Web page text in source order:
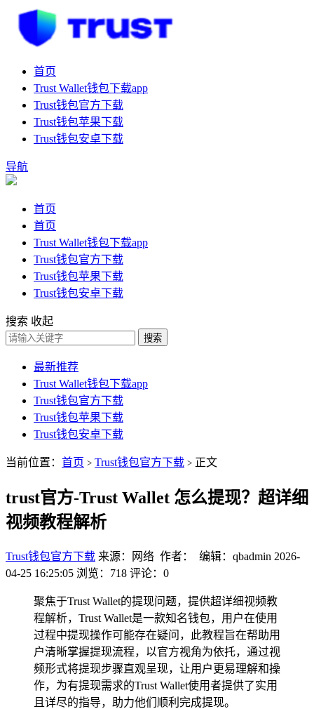
首页
Trust Wallet钱包下载app
Trust钱包官方下载
Trust钱包苹果下载
Trust钱包安卓下载
导航
首页
首页
Trust Wallet钱包下载app
Trust钱包官方下载
Trust钱包苹果下载
Trust钱包安卓下载
搜索 收起
搜索
最新推荐
Trust Wallet钱包下载app
Trust钱包官方下载
Trust钱包苹果下载
Trust钱包安卓下载
当前位置： 首页 > Trust钱包官方下载 > 正文
trust官方-Trust Wallet 怎么提现？超详细
视频教程解析
Trust钱包官方下载 来源：网络 作者： 编辑：qbadmin 2026-
04-25 16:25:05 浏览：718 评论：0
聚焦于Trust Wallet的提现问题，提供超详细视频教
程解析，Trust Wallet是一款知名钱包，用户在使用
过程中提现操作可能存在疑问，此教程旨在帮助用
户清晰掌握提现流程，以官方视角为依托，通过视
频形式将提现步骤直观呈现，让用户更易理解和操
作，为有提现需求的Trust Wallet使用者提供了实用
且详尽的指导，助力他们顺利完成提现。